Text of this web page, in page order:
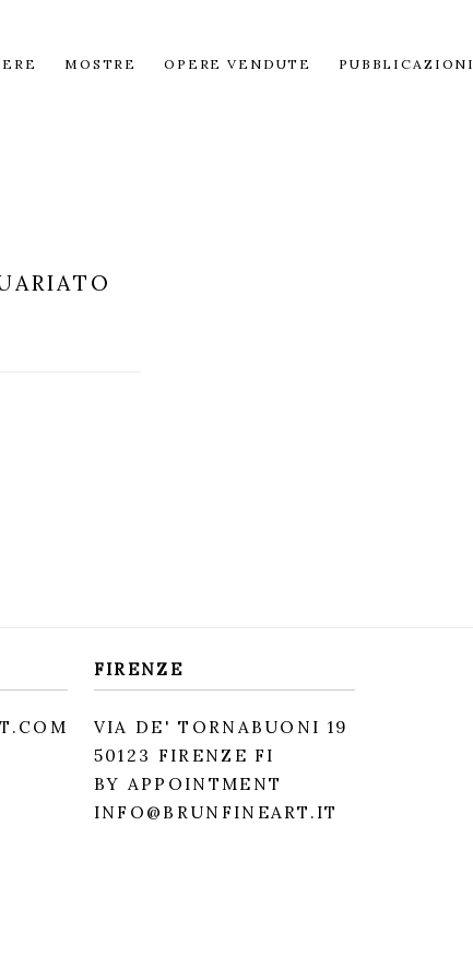
MOSTRE OPERE VENDUTE PUBBLICAZIONI
FIRENZE
VIA DE' TORNABUONI 19
50123 FIRENZE FI
BY APPOINTMENT
INFO@BRUNFINEART.IT